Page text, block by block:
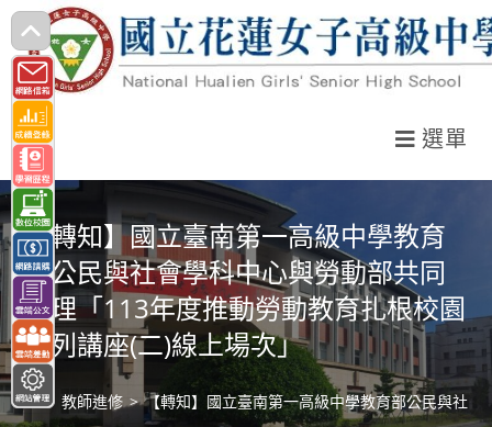
跳
轉
至
主
要
內
容
選單
【轉知】國立臺南第一高級中學教育
部公民與社會學科中心與勞動部共同
辦理「113年度推動勞動教育扎根校園
系列講座(二)線上場次」
> 教師進修 > 【轉知】國立臺南第一高級中學教育部公民與社